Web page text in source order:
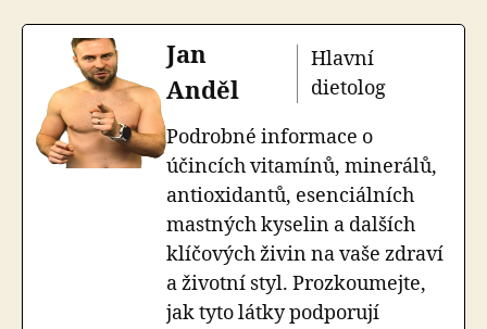
Jan
Anděl
Hlavní
dietolog
Podrobné informace o
účincích vitamínů, minerálů,
antioxidantů, esenciálních
mastných kyselin a dalších
klíčových živin na vaše zdraví
a životní styl. Prozkoumejte,
jak tyto látky podporují